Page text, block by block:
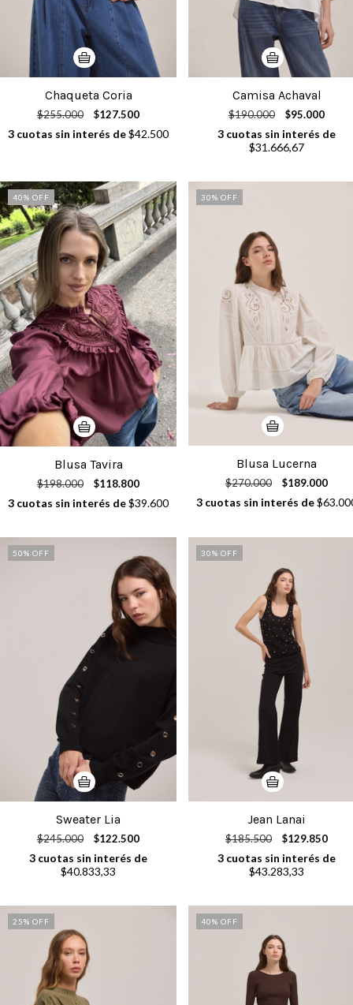
Chaqueta Coria
$255.000 $127.500
3 cuotas sin interés de$42.500
Camisa Achaval
$190.000 $95.000
3 cuotas sin interés de
$31.666,67
40% OFF
Blusa Tavira
$198.000 $118.800
3 cuotas sin interés de$39.600
30% OFF
Blusa Lucerna
$270.000 $189.000
3 cuotas sin interés de
50% OFF
Sweater Lia
$245.000 $122.500
3 cuotas sin interés de
$40.833,33
30% OFF
Jean Lanai
$185.500 $129.850
3 cuotas sin interés de
$43.283,33
25% OFF 40% OFF